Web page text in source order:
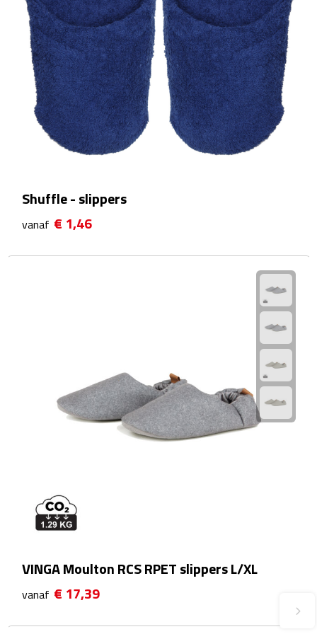
Rijbewijs- & kentekenhoezen
USB autoladers
Veiligheidshamers
Veiligheidssets
Fiets Accessoires
Fietsverlichting
Drinkwaren
Bekers
Bidons
Shuffle - slippers
vanaf € 1,46
VINGA Moulton RCS RPET slippers L/XL
vanaf € 17,39